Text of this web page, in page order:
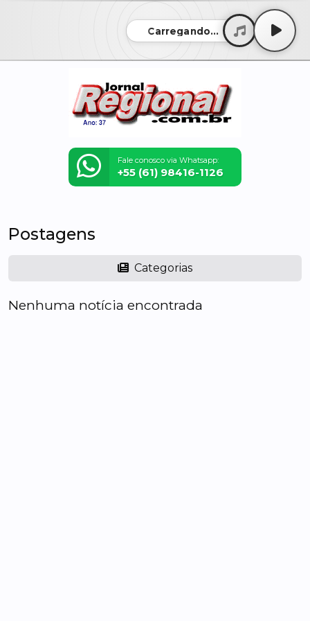
Carregando...
Fale conosco via Whatsapp:
+55 (61) 98416-1126
Postagens
Categorias
Nenhuma notícia encontrada